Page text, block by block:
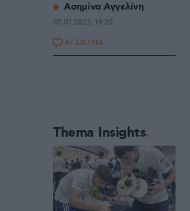
Ασημίνα Αγγελίνη
05.01.2023, 14:20
47 ΣΧΟΛΙΑ
Thema Insights